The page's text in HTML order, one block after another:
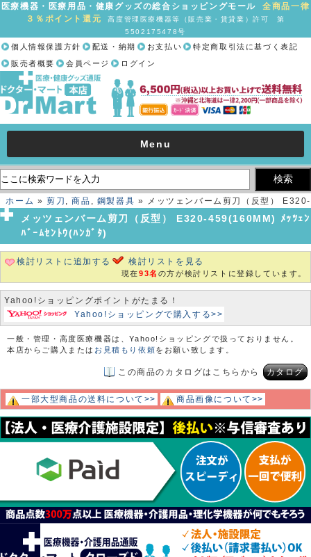
医療機器・医療用品・健康グッズの総合ショッピングモール全商品一律
３％ポイント還元
高度管理医療機器等（販売業・賃貸業）許可 第
5502175478号
個人情報保護方針 配送・納期 お支払い
特定商取引法に基づく表記
販売者概要
会員ページ ログイン
Menu
ホーム » 剪刀 ,商品 , 鋼製器具 » メッツェンバーム剪刀（反型） E320-
459(160MM) ﾒｯﾂｪﾝﾊﾞｰﾑｾﾝﾄｳ(ﾊﾝｶﾞﾀ)
メッツェンバーム剪刀（反型） E320-459(160MM) ﾒｯﾂｪﾝ
ﾊﾞｰﾑｾﾝﾄｳ(ﾊﾝｶﾞﾀ)
検討リストに追加する 検討リストを見る
現在93名 の方が検討リストに登録しています。
Yahoo!ショッピングポイントがたまる！
Yahoo!ショッピングで購入する>>
一般・管理・高度医療機器は、Yahoo!ショッピングで扱っておりません。
本店からご購入または お見積もり依頼をお願い致します。
この商品のカタログはこちらから カタログ
一部大型商品の送料について>> 商品画像について>>